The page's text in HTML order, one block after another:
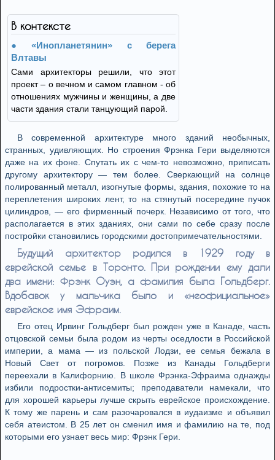
В контексте
«Инопланетянин» с берега
Влтавы
Сами архитекторы решили, что этот
проект – о вечном и самом главном - об
отношениях мужчины и женщины, а две
части здания стали танцующий парой.
В современной архитектуре много зданий необычных,
странных, удивляющих. Но строения Фрэнка Гери выделяются
даже на их фоне. Спутать их с чем-то невозможно, приписать
другому архитектору — тем более. Сверкающий на солнце
полированный металл, изогнутые формы, здания, похожие то на
переплетения широких лент, то на стянутый посередине пучок
цилиндров, — его фирменный почерк. Независимо от того, что
располагается в этих зданиях, они сами по себе сразу после
постройки становились городскими достопримечательностями.
Будущий архитектор родился в 1929 году в
еврейской семье в Торонто. При рождении ему дали
два имени: Фрэнк Оуэн, а фамилия была Гольдберг.
Вдобавок у мальчика было и «неофициальное»
еврейское имя Эфраим.
Его отец Ирвинг Гольдберг был рожден уже в Канаде, часть
отцовской семьи была родом из черты оседлости в Российской
империи, а мама — из польской Лодзи, ее семья бежала в
Новый Свет от погромов. Позже из Канады Гольдберги
переехали в Калифорнию. В школе Фрэнка-Эфраима однажды
избили подростки-антисемиты; преподаватели намекали, что
для хорошей карьеры лучше скрыть еврейское происхождение.
К тому же парень и сам разочаровался в иудаизме и объявил
себя атеистом. В 25 лет он сменил имя и фамилию на те, под
которыми его узнает весь мир: Фрэнк Гери.